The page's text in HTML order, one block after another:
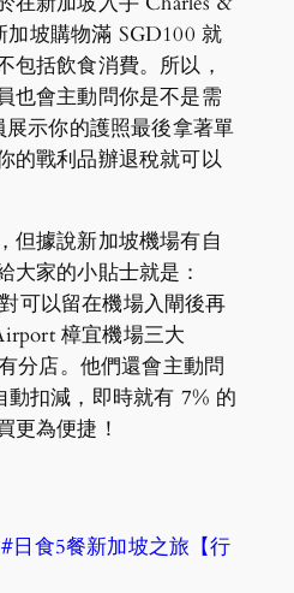
坡購物滿 SGD100 就
包括飲食消費。所以，
也會主動問你是不是需
示你的護照最後拿著單
的戰利品辦退稅就可以
但據說新加坡機場有自
大家的小貼士就是：
可以留在機場入閘後再
樟宜機場三大
分店。他們還會主動問
動扣減，即時就有 7% 的
更為便捷！
日食5餐新加坡之旅【行